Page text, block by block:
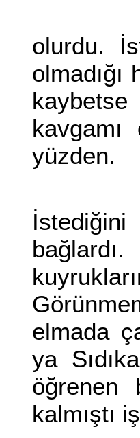
En
olurdu.
yüzden.
Gidip
elmada
ya
öğrenen
kalmıştı